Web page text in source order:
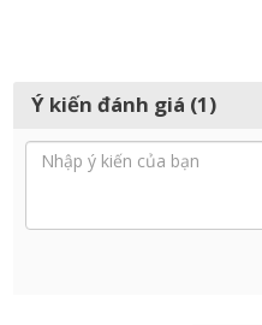
Ý kiến đánh giá (1)